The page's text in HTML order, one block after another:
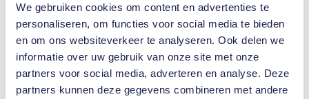
We gebruiken cookies om content en advertenties te
personaliseren, om functies voor social media te bieden
en om ons websiteverkeer te analyseren. Ook delen we
informatie over uw gebruik van onze site met onze
partners voor social media, adverteren en analyse. Deze
partners kunnen deze gegevens combineren met andere
Welke Nederlanders hebben er
ooit meegedaan aan de
Olympische Spelen?